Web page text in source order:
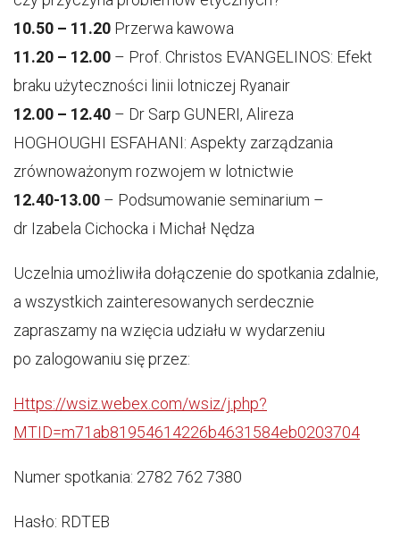
10.50 – 11.20 Przerwa kawowa
11.20 – 12.00 – Prof. Christos EVANGELINOS: Efekt
braku użyteczności linii lotniczej Ryanair
12.00 – 12.40 – Dr Sarp GUNERI, Alireza
HOGHOUGHI ESFAHANI: Aspekty zarządzania
zrównoważonym rozwojem w lotnictwie
12.40-13.00 – Podsumowanie seminarium –
dr Izabela Cichocka i Michał Nędza
Uczelnia umożliwiła dołączenie do spotkania zdalnie,
a wszystkich zainteresowanych serdecznie
zapraszamy na wzięcia udziału w wydarzeniu
po zalogowaniu się przez:
Https://wsiz.webex.com/wsiz/j.php?
MTID=m71ab81954614226b4631584eb0203704
Numer spotkania: 2782 762 7380
Hasło: RDTEB